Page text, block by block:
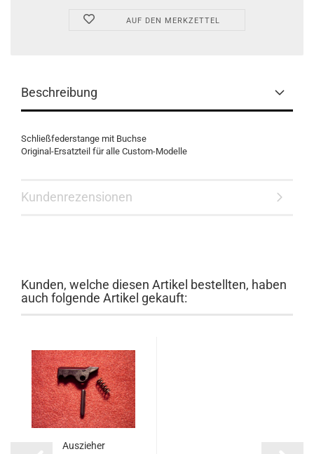
AUF DEN MERKZETTEL
Beschreibung
Schließfederstange mit Buchse
Original-Ersatzteil für alle Custom-Modelle
Kundenrezensionen
Kunden, welche diesen Artikel bestellten, haben
auch folgende Artikel gekauft:
Auszieher